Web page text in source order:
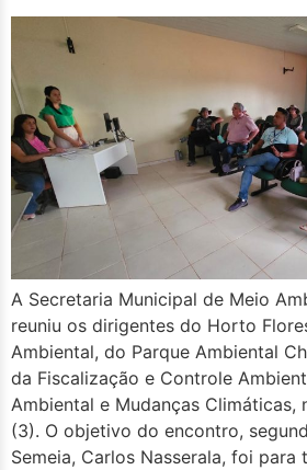
A Secretaria Municipal de Meio
reuniu os dirigentes do Horto
Ambiental, do Parque Ambiental
da Fiscalização e Controle
Ambiental e Mudanças Climáticas,
(3). O objetivo do encontro,
Semeia, Carlos Nasserala, foi para